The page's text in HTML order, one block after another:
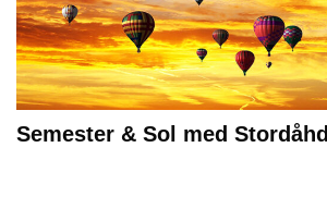
Semester & Sol med Stordåhd